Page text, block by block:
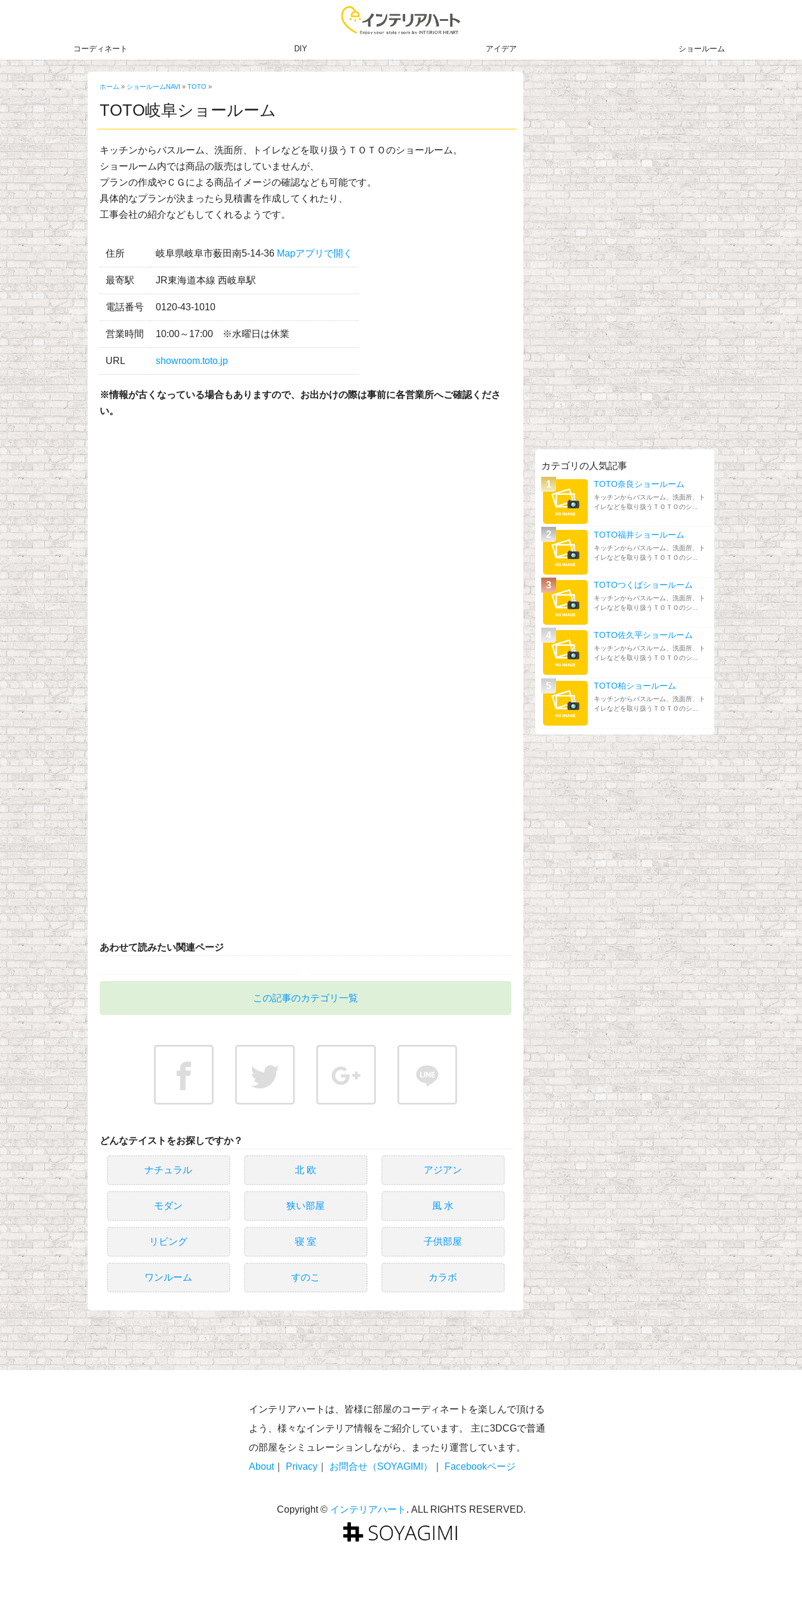
コーディネート DIY アイデア ショールーム
ホーム » ショールームNAVI » TOTO »
TOTO岐阜ショールーム
キッチンからバスルーム、洗面所、トイレなどを取り扱うＴＯＴＯのショールーム。
ショールーム内では商品の販売はしていませんが、
プランの作成やＣＧによる商品イメージの確認なども可能です。
具体的なプランが決まったら見積書を作成してくれたり、
工事会社の紹介などもしてくれるようです。
住所 岐阜県岐阜市薮田南5-14-36 Mapアプリで開く
最寄駅 JR東海道本線 西岐阜駅
電話番号 0120-43-1010
営業時間 10:00～17:00 ※水曜日は休業
URL showroom.toto.jp
※情報が古くなっている場合もありますので、お出かけの際は事前に各営業所へご確認くださ
い。
あわせて読みたい関連ページ
この記事のカテゴリ一覧
どんなテイストをお探しですか？
ナチュラル 北 欧 アジアン
モダン 狭い部屋 風 水
リビング 寝 室 子供部屋
ワンルーム すのこ カラボ
カテゴリの人気記事
TOTO奈良ショールーム
キッチンからバスルーム、洗面所、ト
イレなどを取り扱うＴＯＴＯのシ...
TOTO福井ショールーム
キッチンからバスルーム、洗面所、ト
イレなどを取り扱うＴＯＴＯのシ...
TOTOつくばショールーム
キッチンからバスルーム、洗面所、ト
イレなどを取り扱うＴＯＴＯのシ...
TOTO佐久平ショールーム
キッチンからバスルーム、洗面所、ト
イレなどを取り扱うＴＯＴＯのシ...
TOTO柏ショールーム
キッチンからバスルーム、洗面所、ト
イレなどを取り扱うＴＯＴＯのシ...
インテリアハートは、皆様に部屋のコーディネートを楽しんで頂ける
よう、様々なインテリア情報をご紹介しています。 主に3DCGで普通
の部屋をシミュレーションしながら、まったり運営しています。
About｜ Privacy お問合せ（SOYAGIMI） Facebookページ
Copyright © インテリアハート . ALL RIGHTS RESERVED.